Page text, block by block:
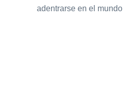
adentrarse en el mundo